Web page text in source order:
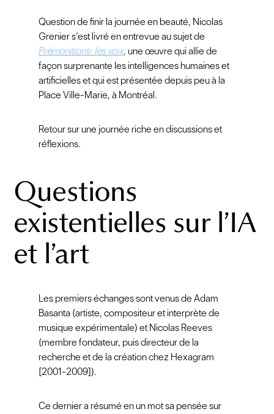
Question de finir la journée en beauté, Nicolas
Grenier s’est livré en entrevue au sujet de
Prémonitions: les voix, une œuvre qui allie de
façon surprenante les intelligences humaines et
artificielles et qui est présentée depuis peu à la
Place Ville-Marie, à Montréal.
Retour sur une journée riche en discussions et
réflexions.
Questions
existentielles sur l’IA
et l’art
Les premiers échanges sont venus de Adam
Basanta (artiste, compositeur et interprète de
musique expérimentale) et Nicolas Reeves
(membre fondateur, puis directeur de la
recherche et de la création chez Hexagram
[2001-2009]).
Ce dernier a résumé en un mot sa pensée sur